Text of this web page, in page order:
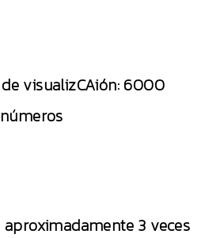
visualizCAión: 6000
números
aproximadamente 3 veces